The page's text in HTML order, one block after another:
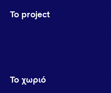
Το project
Το χωριό